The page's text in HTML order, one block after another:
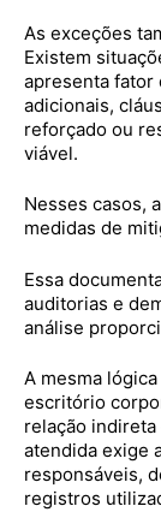
As exceções
Existem
apresenta fator
adicionais,
reforçado ou
viável.
Nesses casos,
medidas de
Essa
auditorias e
análise
A mesma
escritório
relação
atendida exige
responsáveis,
registros